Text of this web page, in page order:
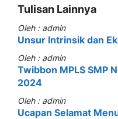
Tulisan Lainnya
Oleh : admin
Unsur Intrinsik dan
Oleh : admin
Twibbon MPLS SMP
2024
Oleh : admin
Ucapan Selamat